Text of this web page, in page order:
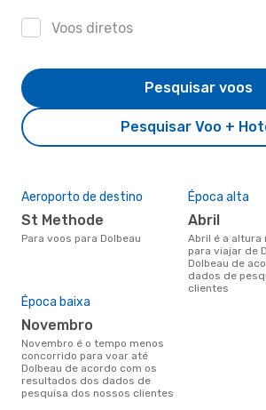
Voos diretos
Pesquisar Voo +
Pesquisar voos
Aeroporto de destino
St Methode
Para voos para Dolbeau
Época alta
abril
abril é a altura mais concorrida
para viajar de
Dolbeau de
dados de
clientes
Época baixa
novembro
novembro é o tempo menos
concorrido para voar até
Dolbeau de acordo com os
resultados dos dados de
pesquisa dos nossos clientes